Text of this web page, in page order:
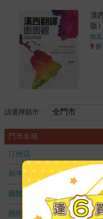
漢
版）
陸
9 折
請選擇縣市：
門市名稱
汀州店
和平店
國醫加盟店
德明加盟店